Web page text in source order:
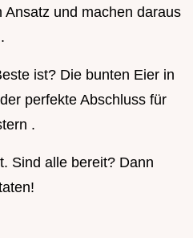
Ansatz und machen daraus
ist? Die bunten Eier in
perfekte Abschluss für
.
Sind alle bereit? Dann